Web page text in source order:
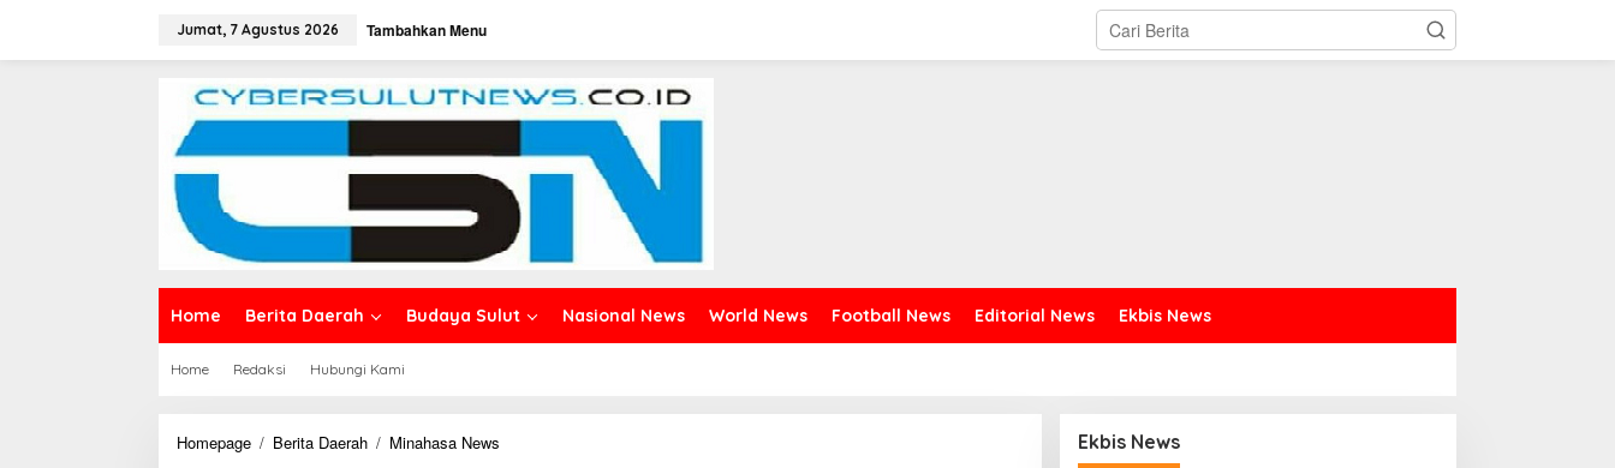
w
Jumat, 7 Agustus 2026 Tambahkan Menu
Home Berita Daerah Budaya Sulut Nasional News World News Football News Editorial News Ekbis News
Home Redaksi Hubungi Kami
Homepage / Berita Daerah / Minahasa News Ekbis News